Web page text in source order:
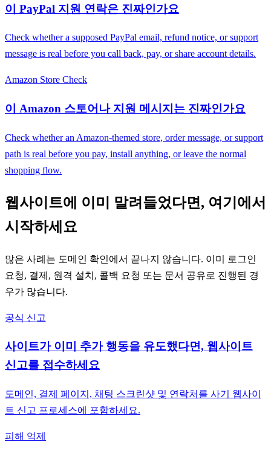
이 PayPal 지원 연락은 진짜인가요
Check whether a supposed PayPal email, refund notice, or support
message is real before you call back, pay, or share account details.
Amazon Store Check
이 Amazon 스토어나 지원 메시지는 진짜인가요
Check whether an Amazon-themed store, order message, or support
path is real before you pay, install anything, or leave the normal
shopping flow.
웹사이트에 이미 말려들었다면, 여기에서
시작하세요
많은 사례는 도메인 확인에서 끝나지 않습니다. 이미 로그인
요청, 결제, 원격 설치, 콜백 요청 또는 문서 공유로 진행된 경
우가 많습니다.
공식 신고
사이트가 이미 추가 행동을 유도했다면, 웹사이트
신고를 접수하세요
도메인, 결제 페이지, 채팅 스크린샷 및 연락처를 사기 웹사이
트 신고 프로세스에 포함하세요.
피해 억제